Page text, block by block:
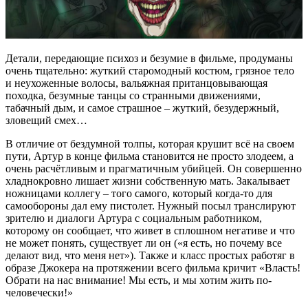
Детали, передающие психоз и безумие в фильме, продуманы
очень тщательно: жуткий старомодный костюм, грязное тело
и неухоженные волосы, вальяжная пританцовывающая
походка, безумные танцы со странными движениями,
табачный дым, и самое страшное – жуткий, безудержный,
зловещий смех…
В отличие от бездумной толпы, которая крушит всё на своем
пути, Артур в конце фильма становится не просто злодеем, а
очень расчётливым и прагматичным убийцей. Он совершенно
хладнокровно лишает жизни собственную мать. Закалывает
ножницами коллегу – того самого, который когда-то для
самообороны дал ему пистолет. Нужный посыл транслируют
зрителю и диалоги Артура с социальным работником,
которому он сообщает, что живет в сплошном негативе и что
не может понять, существует ли он («я есть, но почему все
делают вид, что меня нет»). Также и класс простых работяг в
образе Джокера на протяжении всего фильма кричит «Власть!
Обрати на нас внимание! Мы есть, и мы хотим жить по-
человечески!»